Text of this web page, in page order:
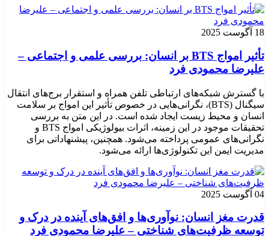
18 آگوست 2025
تأثیر امواج BTS بر انسان: بررسی علمی و اجتماعی –
علیرضا محمودی فرد
با گسترش شبکه‌های ارتباطی تلفن همراه و استقرار برج‌های انتقال
سیگنال (BTS)، نگرانی‌هایی در خصوص تأثیر این امواج بر سلامت
انسان و محیط زیست ایجاد شده است. در این متن به بررسی
تحقیقات موجود در این زمینه، اثرات بیولوژیکی امواج BTS و
نگرانی‌های عمومی پرداخته می‌شود. همچنین، پیشنهاداتی برای
مدیریت ایمن این تکنولوژی‌ها ارائه می‌شود.
04 آگوست 2025
قدرت مغز انسان: نوآوری‌ها و افق‌های آینده در درک و
توسعه ظرفیت‌های شناختی – علیرضا محمودی فرد